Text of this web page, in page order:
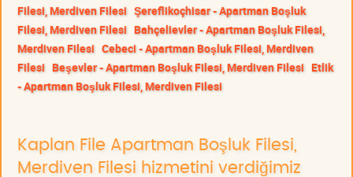
Filesi, Merdiven Filesi Şereflikoçhisar - Apartman Boşluk
Filesi, Merdiven Filesi Bahçelievler - Apartman Boşluk Filesi,
Merdiven Filesi Cebeci - Apartman Boşluk Filesi, Merdiven
Filesi Beşevler - Apartman Boşluk Filesi, Merdiven Filesi Etlik
- Apartman Boşluk Filesi, Merdiven Filesi
Kaplan File Apartman Boşluk Filesi,
Merdiven Filesi hizmetini verdiğimiz